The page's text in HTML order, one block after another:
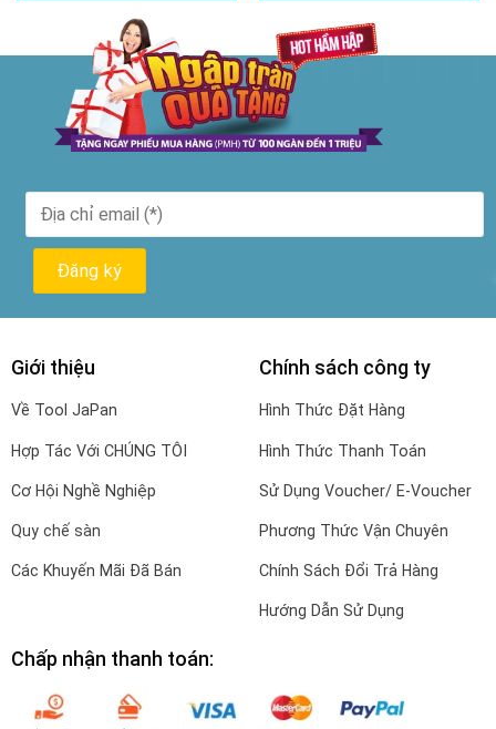
Giới thiệu
Về Tool JaPan
Hợp Tác Với CHÚNG TÔI
Cơ Hội Nghề Nghiệp
Quy chế sàn
Các Khuyến Mãi Đã Bán
Chính sách công ty
Hình Thức Đặt Hàng
Hình Thức Thanh Toán
Sử Dụng Voucher/ E-Voucher
Phương Thức Vận Chuyên
Chính Sách Đổi Trả Hàng
Hướng Dẫn Sử Dụng
Chấp nhận thanh toán: